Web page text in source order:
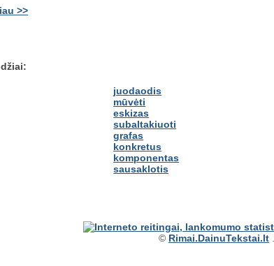
>>
juodaodis
mūvėti
eskizas
subaltakiuoti
grafas
konkretus
komponentas
sausaklotis
© Rimai.DainuTekstai.lt